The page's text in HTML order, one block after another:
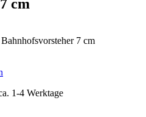
cm
1-4 Werktage